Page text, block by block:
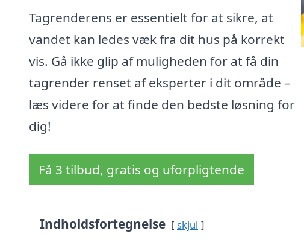
Tagrenderens er essentielt for at sikre, at
vandet kan ledes væk fra dit hus på korrekt
vis. Gå ikke glip af muligheden for at få din
tagrender renset af eksperter i dit område –
læs videre for at finde den bedste løsning for
dig!
Få 3 tilbud, gratis og uforpligtende
Indholdsfortegnelse skjul